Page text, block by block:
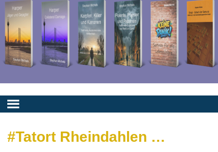
#Tatort Rheindahlen …